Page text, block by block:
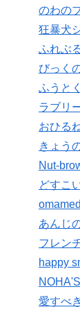
のわの
狂暴犬
ふれぶ
びっく
ふうと
ラブリ
おひる
きょう
Nut-
どすこ
あんじ
フレン
happy
愛すべ